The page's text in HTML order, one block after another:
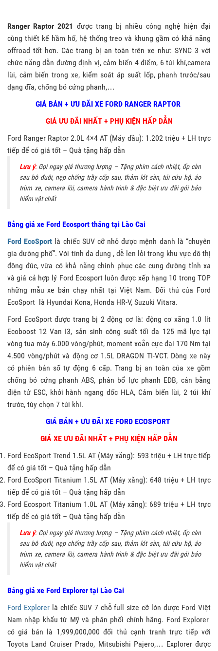
Ranger Raptor 2021 được trang bị nhiều công nghệ hiện đại
cùng thiết kế hầm hố, hệ thống treo và khung gầm có khả năng
offroad tốt hơn. Các trang bị an toàn trên xe như: SYNC 3 với
chức năng dẫn đường định vị, cảm biến 4 điểm, 6 túi khí,camera
lùi, cảm biến trong xe, kiểm soát áp suất lốp, phanh trước/sau
dạng đĩa, chống bó cứng phanh,…
GIÁ BÁN + ƯU ĐÃI XE FORD RANGER RAPTOR
GIÁ ƯU ĐÃI NHẤT + PHỤ KIỆN HẤP DẪN
Ford Ranger Raptor 2.0L 4×4 AT (Máy dầu): 1.202 triệu + LH trực
tiếp để có giá tốt – Quà tặng hấp dẫn
Lưu ý:Gọi ngay giá thương lượng – Tặng phim cách nhiệt, ốp càn
sau bô đuôi, nẹp chống trầy cốp sau, thảm lót sàn, túi cứu hộ, áo
trùm xe, camera lùi, camera hành trình & đặc biệt ưu đãi gói bảo
hiểm vật chất
Bảng giá xe Ford Ecosport tháng tại Lào Cai
Ford EcoSport là chiếc SUV cỡ nhỏ được mệnh danh là “chuyên
gia đường phố”. Với tính đa dụng , dễ len lỏi trong khu vực đô thị
đông đúc, vừa có khả năng chinh phục các cung đường tỉnh xa
và giá cả hợp lý Ford Ecosport luôn được xếp hạng 10 trong TOP
những mẫu xe bán chạy nhất tại Việt Nam. Đối thủ của Ford
EcoSport là Hyundai Kona, Honda HR-V, Suzuki Vitara.
Ford EcoSport được trang bị 2 động cơ là: động cơ xăng 1.0 lít
Ecoboost 12 Van I3, sản sinh công suất tối đa 125 mã lực tại
vòng tua máy 6.000 vòng/phút, moment xoắn cực đại 170 Nm tại
4.500 vòng/phút và động cơ 1.5L DRAGON TI-VCT. Dòng xe này
có phiên bản số tự động 6 cấp. Trang bị an toàn của xe gồm
chống bó cứng phanh ABS, phân bổ lực phanh EDB, cân bằng
điện tử ESC, khởi hành ngang dốc HLA, Cảm biến lùi, 2 túi khí
trước, tùy chọn 7 túi khí.
GIÁ BÁN + ƯU ĐÃI XE FORD ECOSPORT
GIÁ XE ƯU ĐÃI NHẤT + PHỤ KIỆN HẤP DẪN
Ford EcoSport Trend 1.5L AT (Máy xăng): 593 triệu + LH trực tiếp
để có giá tốt – Quà tặng hấp dẫn
Ford EcoSport Titanium 1.5L AT (Máy xăng): 648 triệu + LH trực
tiếp để có giá tốt – Quà tặng hấp dẫn
Ford Ecosport Titanium 1.0L AT (Máy xăng): 689 triệu + LH trực
tiếp để có giá tốt – Quà tặng hấp dẫn
Lưu ý:Gọi ngay giá thương lượng – Tặng phim cách nhiệt, ốp càn
sau bô đuôi, nẹp chống trầy cốp sau, thảm lót sàn, túi cứu hộ, áo
trùm xe, camera lùi, camera hành trình & đặc biệt ưu đãi gói bảo
hiểm vật chất
Bảng giá xe Ford Explorer tại Lào Cai
Ford Explorerlà chiếc SUV 7 chỗ full size cỡ lớn được Ford Việt
Nam nhập khẩu từ Mỹ và phân phối chính hãng. Ford Explorer
có giá bán là 1,999,000,000 đối thủ cạnh tranh trực tiếp với
Toyota Land Cruiser Prado, Mitsubishi Pajero,… Explorer được